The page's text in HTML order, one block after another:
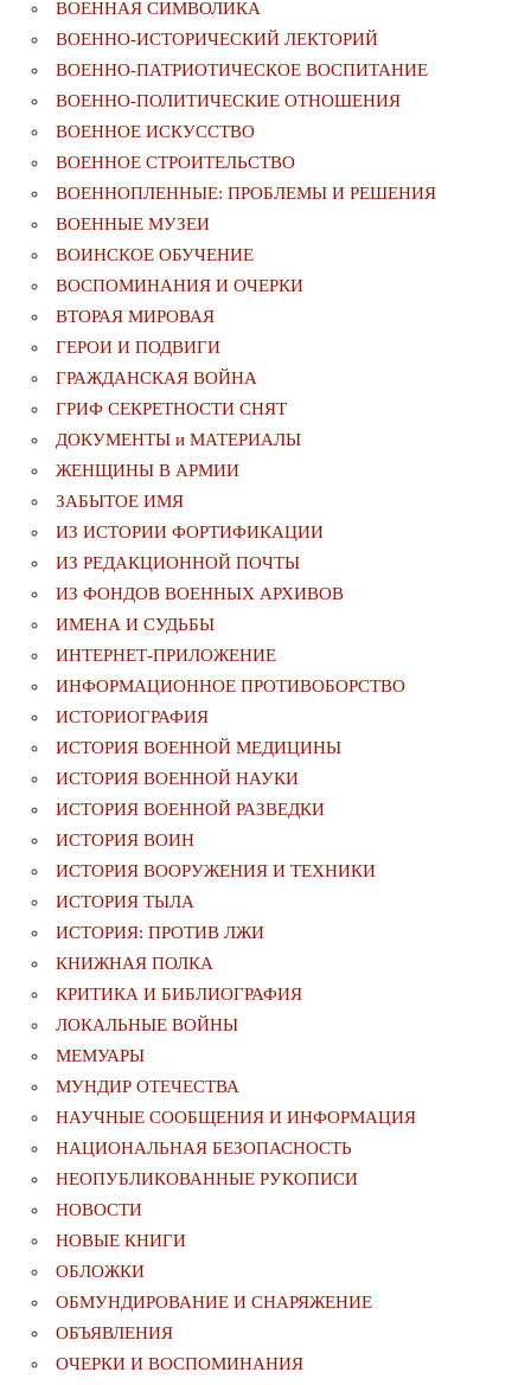
ВОЕННАЯ СИМВОЛИКА
ВОЕННО-ИСТОРИЧЕСКИЙ ЛЕКТОРИЙ
ВОЕННО-ПАТРИОТИЧЕСКОЕ ВОСПИТАНИЕ
ВОЕННО-ПОЛИТИЧЕСКИE ОТНОШЕНИЯ
ВОЕННОЕ ИСКУССТВО
ВОЕННОЕ СТРОИТЕЛЬСТВО
ВОЕННОПЛЕННЫЕ: ПРОБЛЕМЫ И РЕШЕНИЯ
ВОЕННЫЕ МУЗЕИ
ВОИНСКОЕ ОБУЧЕНИЕ
ВОСПОМИНАНИЯ И ОЧЕРКИ
ВТОРАЯ МИРОВАЯ
ГЕРОИ И ПОДВИГИ
ГРАЖДАНСКАЯ ВОЙНА
ГРИФ СЕКРЕТНОСТИ СНЯТ
ДОКУМЕНТЫ и МАТЕРИАЛЫ
ЖЕНЩИНЫ В АРМИИ
ЗАБЫТОЕ ИМЯ
ИЗ ИСТОРИИ ФОРТИФИКАЦИИ
ИЗ РЕДАКЦИОННОЙ ПОЧТЫ
ИЗ ФОНДОВ ВОЕННЫХ АРХИВОВ
ИМЕНА И СУДЬБЫ
ИНТЕРНЕТ-ПРИЛОЖЕНИЕ
ИНФОРМАЦИОННОЕ ПРОТИВОБОРСТВО
ИСТОРИОГРАФИЯ
ИСТОРИЯ ВОЕННОЙ МЕДИЦИНЫ
ИСТОРИЯ ВОЕННОЙ НАУКИ
ИСТОРИЯ ВОЕННОЙ РАЗВЕДКИ
ИСТОРИЯ ВОИН
ИСТОРИЯ ВООРУЖЕНИЯ И ТЕХНИКИ
ИСТОРИЯ ТЫЛА
ИСТОРИЯ: ПРОТИВ ЛЖИ
КНИЖНАЯ ПОЛКА
КРИТИКА И БИБЛИОГРАФИЯ
ЛОКАЛЬНЫЕ ВОЙНЫ
МЕМУАРЫ
МУНДИР ОТЕЧЕСТВА
НАУЧНЫЕ СООБЩЕНИЯ И ИНФОРМАЦИЯ
НАЦИОНАЛЬНАЯ БЕЗОПАСНОСТЬ
НЕОПУБЛИКОВАННЫЕ РУКОПИСИ
НОВОСТИ
НОВЫЕ КНИГИ
ОБЛОЖКИ
ОБМУНДИРОВАНИЕ И СНАРЯЖЕНИЕ
ОБЪЯВЛЕНИЯ
ОЧЕРКИ И ВОСПОМИНАНИЯ